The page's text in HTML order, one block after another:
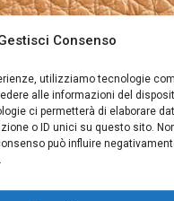
Consenso
utilizziamo tecnologie
alle informazioni del
ci permetterà di elaborare
o ID unici su questo sito.
può influire
Cuoio